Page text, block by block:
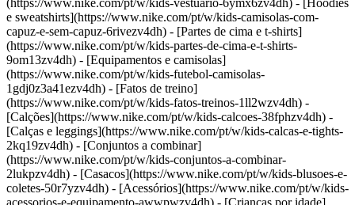
(https://www.nike.com/pt/w/kids-vestuario-6ymx6zv4dh) - [Hoodies
e sweatshirts](https://www.nike.com/pt/w/kids-camisolas-com-
capuz-e-sem-capuz-6rivezv4dh) - [Partes de cima e t-shirts]
(https://www.nike.com/pt/w/kids-partes-de-cima-e-t-shirts-
9om13zv4dh) - [Equipamentos e camisolas]
(https://www.nike.com/pt/w/kids-futebol-camisolas-
1gdj0z3a41ezv4dh) - [Fatos de treino]
(https://www.nike.com/pt/w/kids-fatos-treinos-1ll2wzv4dh) -
[Calções](https://www.nike.com/pt/w/kids-calcoes-38fphzv4dh) -
[Calças e leggings](https://www.nike.com/pt/w/kids-calcas-e-tights-
2kq19zv4dh) - [Conjuntos a combinar]
(https://www.nike.com/pt/w/kids-conjuntos-a-combinar-
2lukpzv4dh) - [Casacos](https://www.nike.com/pt/w/kids-blusoes-e-
coletes-50r7yzv4dh) - [Acessórios](https://www.nike.com/pt/w/kids-
acessorios-e-equipamento-awwpwzv4dh) - [Crianças por idade]